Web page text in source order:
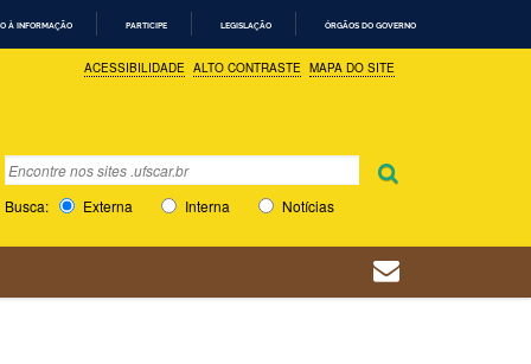
À INFORMAÇÃO PARTICIPE LEGISLAÇÃO ÓRGÃOS DO GOVERNO
ACESSIBILIDADE ALTO CONTRASTE MAPA DO SITE
Busca
Busca Avançada…
Busca: Externa Interna Notícias